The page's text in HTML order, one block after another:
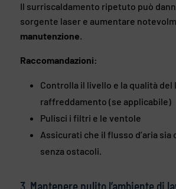
Il surriscaldamento ripetuto può
sorgente laser e aumentare
manutenzione.
Raccomandazioni:
Controlla il livello e la qualità del
raffreddamento (se applicabile)
Pulisci i filtri e le ventole
Assicurati che il flusso d’aria sia
senza ostacoli.